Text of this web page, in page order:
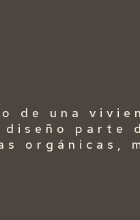
de una
parte
orgánicas,